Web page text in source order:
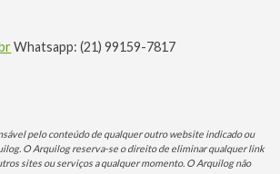
Whatsapp: (21) 99159-7817
pelo conteúdo de qualquer outro website indicado ou
O Arquilog reserva-se o direito de eliminar qualquer link
sites ou serviços a qualquer momento. O Arquilog não